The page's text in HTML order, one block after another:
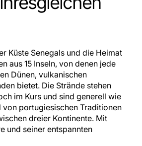
Küste Senegals und die Heimat
aus 15 Inseln, von denen jede
Dünen, vulkanischen
bietet. Die Strände stehen
im Kurs und sind generell wie
von portugiesischen Traditionen
dreier Kontinente. Mit
und seiner entspannten